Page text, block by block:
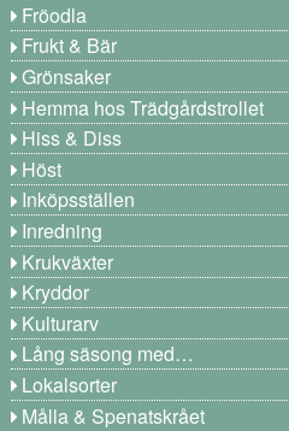
Fröodla
Frukt & Bär
Grönsaker
Hemma hos Trädgårdstrollet
Hiss & Diss
Höst
Inköpsställen
Inredning
Krukväxter
Kryddor
Kulturarv
Lång säsong med…
Lokalsorter
Målla & Spenatskrået